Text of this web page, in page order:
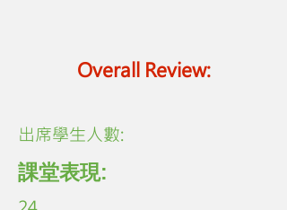
Overall Review:
​出席學生人數:
課堂表現: